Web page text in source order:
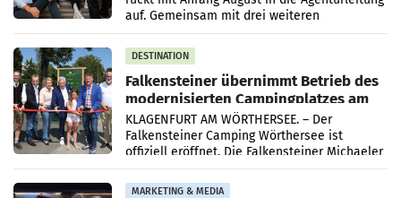
auf. Gemeinsam mit drei weiteren
Neubesetzungen entsteht
DESTINATION
Falkensteiner übernimmt Betrieb des
modernisierten Campingplatzes am
Wörthersee
KLAGENFURT AM WÖRTHERSEE. – Der
Falkensteiner Camping Wörthersee ist
offiziell eröffnet. Die Falkensteiner Michaeler
Tourism Group (FMTG) und die Stadtwerke
Klagenfurt haben den
MARKETING & MEDIA